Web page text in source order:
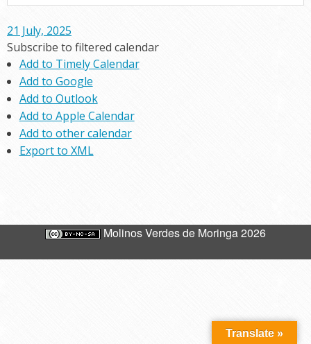
21 July, 2025
Subscribe to filtered calendar
Add to Timely Calendar
Add to Google
Add to Outlook
Add to Apple Calendar
Add to other calendar
Export to XML
Molinos Verdes de Moringa 2026
Translate »